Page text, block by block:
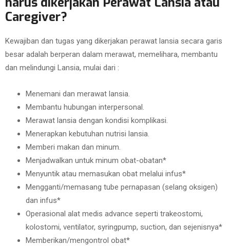
Caregiver?
Kewajiban dan tugas yang dikerjakan perawat lansia secara garis
besar adalah berperan dalam merawat, memelihara, membantu
dan melindungi Lansia, mulai dari :
Menemani dan merawat lansia.
Membantu hubungan interpersonal.
Merawat lansia dengan kondisi komplikasi.
Menerapkan kebutuhan nutrisi lansia.
Memberi makan dan minum.
Menjadwalkan untuk minum obat-obatan*
Menyuntik atau memasukan obat melalui infus*
Mengganti/memasang tube pernapasan (selang oksigen)
dan infus*
Operasional alat medis advance seperti trakeostomi,
kolostomi, ventilator, syringpump, suction, dan sejenisnya*
Memberikan/mengontrol obat*